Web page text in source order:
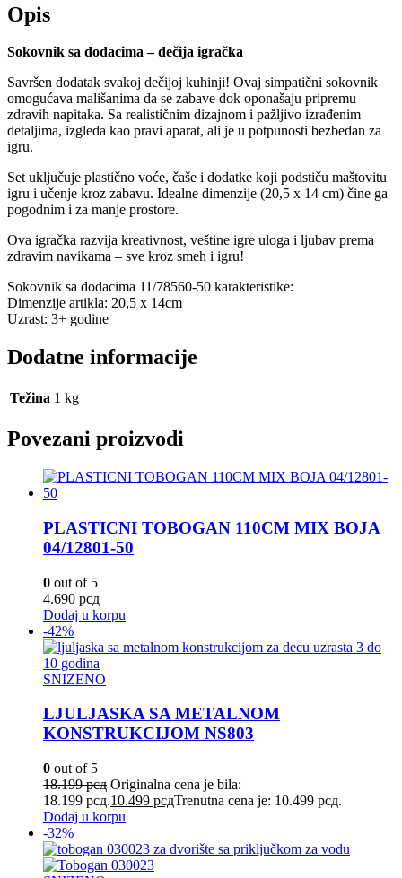
Opis
Sokovnik sa dodacima – dečija igračka
Savršen dodatak svakoj dečijoj kuhinji! Ovaj simpatični sokovnik
omogućava mališanima da se zabave dok oponašaju pripremu
zdravih napitaka. Sa realističnim dizajnom i pažljivo izrađenim
detaljima, izgleda kao pravi aparat, ali je u potpunosti bezbedan za
igru.
Set uključuje plastično voće, čaše i dodatke koji podstiču maštovitu
igru i učenje kroz zabavu. Idealne dimenzije (20,5 x 14 cm) čine ga
pogodnim i za manje prostore.
Ova igračka razvija kreativnost, veštine igre uloga i ljubav prema
zdravim navikama – sve kroz smeh i igru!
Sokovnik sa dodacima 11/78560-50 karakteristike:
Dimenzije artikla: 20,5 x 14cm
Uzrast: 3+ godine
Dodatne informacije
Težina 1 kg
Povezani proizvodi
PLASTICNI TOBOGAN 110CM MIX BOJA
04/12801-50
0 out of 5
4.690 рсд
Dodaj u korpu
-42%
SNIZENO
LJULJASKA SA METALNOM
KONSTRUKCIJOM NS803
0 out of 5
18.199рсд Originalna cena je bila:
18.199 рсд.10.499 рсдTrenutna cena je: 10.499 рсд.
Dodaj u korpu
-32%